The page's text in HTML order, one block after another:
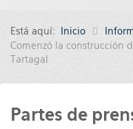
Está aquí: Inicio
Comenzó la construcción
Tartagal
Partes de